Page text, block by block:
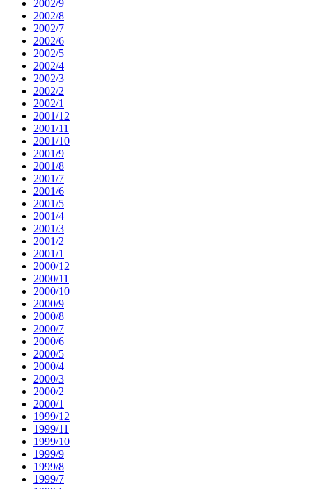
2002/9
2002/8
2002/7
2002/6
2002/5
2002/4
2002/3
2002/2
2002/1
2001/12
2001/11
2001/10
2001/9
2001/8
2001/7
2001/6
2001/5
2001/4
2001/3
2001/2
2001/1
2000/12
2000/11
2000/10
2000/9
2000/8
2000/7
2000/6
2000/5
2000/4
2000/3
2000/2
2000/1
1999/12
1999/11
1999/10
1999/9
1999/8
1999/7